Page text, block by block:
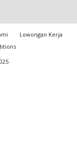
Lowongan Kerja